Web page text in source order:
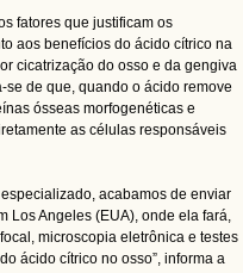
fatores que justificam os
aos benefícios do ácido cítrico na
cicatrização do osso e da gengiva
se de que, quando o ácido remove
ósseas morfogenéticas e
as células responsáveis
acabamos de enviar
Angeles (EUA), onde ela fará,
microscopia eletrônica e testes
ácido cítrico no osso”, informa a